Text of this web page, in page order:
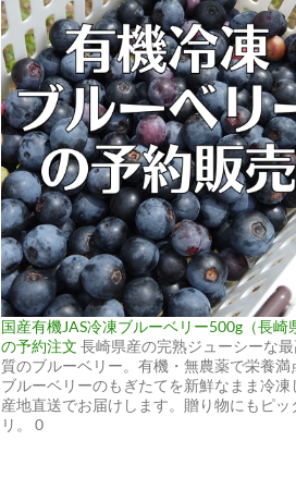
国産有機JAS冷凍ブルーベリー500g（長崎
の予約注文 長崎県産の完熟ジューシーな
質のブルーベリー。有機・無農薬で栄養満
ブルーベリーのもぎたてを新鮮なまま冷凍
産地直送でお届けします。贈り物にもピッ
リ。 0